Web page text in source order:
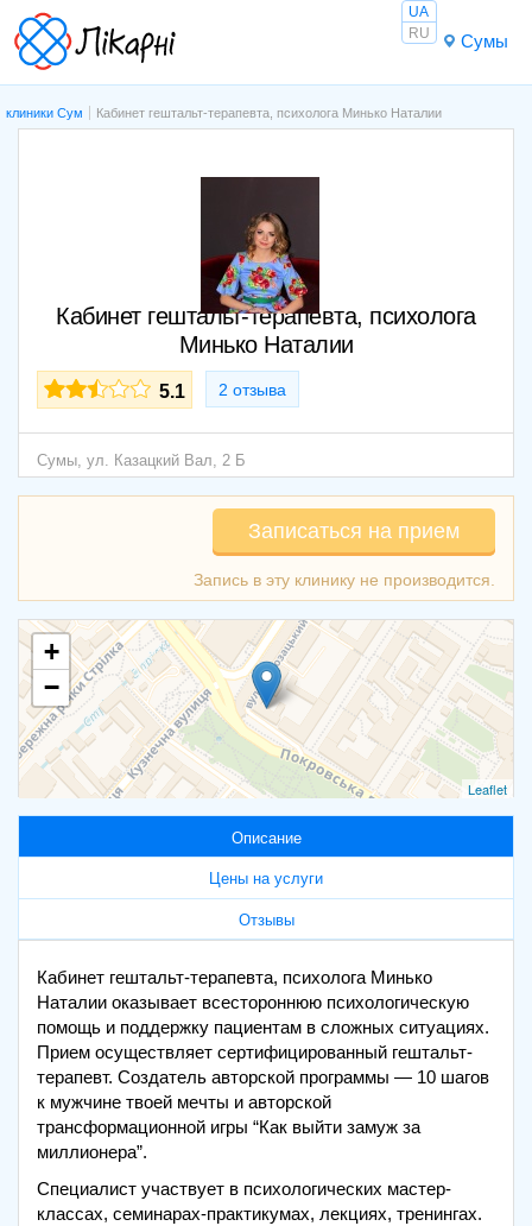
Сумы
UA
RU
клиники Сум Кабинет гештальт-терапевта, психолога Минько Наталии
Кабинет гештальт-терапевта, психолога
Минько Наталии
5.1 2 отзыва
Сумы, ул. Казацкий Вал, 2 Б
Записаться на прием
+
−
Leaflet
Описание
Цены на услуги
Отзывы
Кабинет гештальт-терапевта, психолога Минько
Наталии оказывает всестороннюю психологическую
помощь и поддержку пациентам в сложных ситуациях.
Прием осуществляет сертифицированный гештальт-
терапевт. Создатель авторской программы — 10 шагов
к мужчине твоей мечты и авторской
трансформационной игры “Как выйти замуж за
миллионера”.
Специалист участвует в психологических мастер-
классах, семинарах-практикумах, лекциях, тренингах.